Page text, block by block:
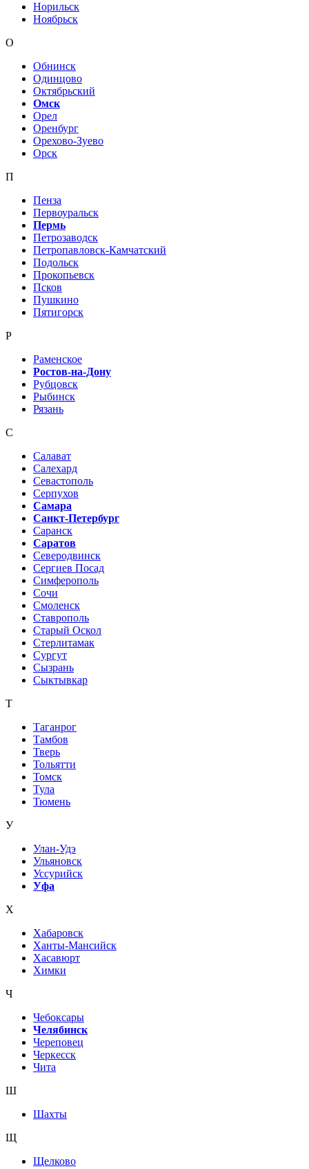
Норильск
Ноябрьск
О
Обнинск
Одинцово
Октябрьский
Омск
Орел
Оренбург
Орехово-Зуево
Орск
П
Пенза
Первоуральск
Пермь
Петрозаводск
Петропавловск-Камчатский
Подольск
Прокопьевск
Псков
Пушкино
Пятигорск
Р
Раменское
Ростов-на-Дону
Рубцовск
Рыбинск
Рязань
С
Салават
Салехард
Севастополь
Серпухов
Самара
Санкт-Петербург
Саранск
Саратов
Северодвинск
Сергиев Посад
Симферополь
Сочи
Смоленск
Ставрополь
Старый Оскол
Стерлитамак
Сургут
Сызрань
Сыктывкар
Т
Таганрог
Тамбов
Тверь
Тольятти
Томск
Тула
Тюмень
У
Улан-Удэ
Ульяновск
Уссурийск
Уфа
Х
Хабаровск
Ханты-Мансийск
Хасавюрт
Химки
Ч
Чебоксары
Челябинск
Череповец
Черкесск
Чита
Ш
Шахты
Щ
Щелково